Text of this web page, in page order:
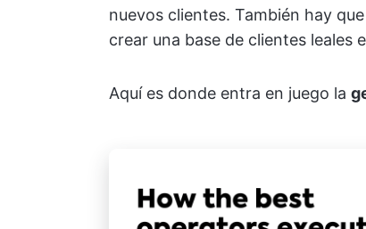
nuevos clientes. También hay
crear una base de clientes leales
Aquí es donde entra en juego la